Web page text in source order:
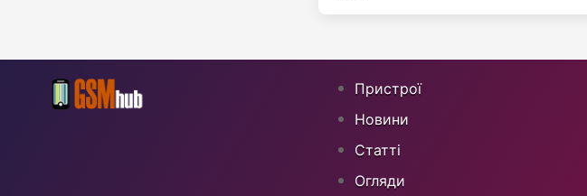
Пристрої
Новини
Статті
Огляди